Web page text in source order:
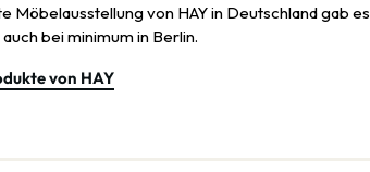
Möbelausstellung von HAY in Deutschland gab es
bei minimum in Berlin.
von HAY